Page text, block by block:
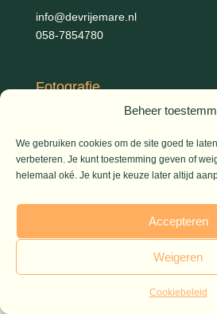
Beheer
We gebruiken cookies om de site goed te
verbeteren. Je kunt toestemming geven of
helemaal oké. Je kunt je keuze later altijd
Accepteren
Weigeren
Cookiebeleid
info@devrijemare.nl
058-7854780
Fotografie
Gerold Febis, Johanna Koelman,
© 2026 De Vrije Mare